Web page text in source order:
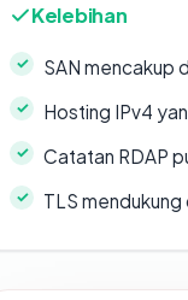
Kelebihan
SAN mencakup
Hosting IPv4
Catatan RDAP
TLS